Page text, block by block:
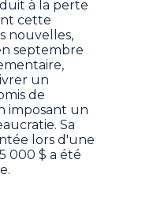
à la perte
cette
nouvelles,
septembre
un
de
imposant un
Sa
lors d'une
000 $ a été